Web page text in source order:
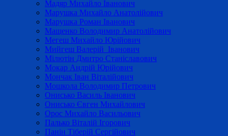
Мадяр Михайло Іванович
Марушка Михайло Анатолійович
Марушка Роман Іванович
Мащенко Володимир Анатолійович
Мегеш Михайло Юрійович
Мийгеш Валерій Іванович
Мілютін Дмитро Станіславович
Мокар Андрій Юрійович
Мончак Іван Віталійович
Мошкола Володимир Петрович
Онисько Василь Іванович
Онисько Євген Михайлович
Орос Михайло Васильович
Палько Віталій Ігорович
Панін Тіберій Сергійович